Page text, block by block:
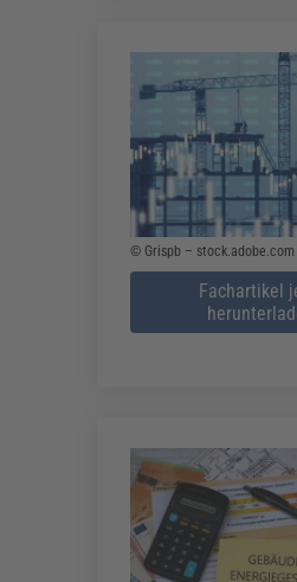
© Grispb – stock.adobe.com
Fachartikel